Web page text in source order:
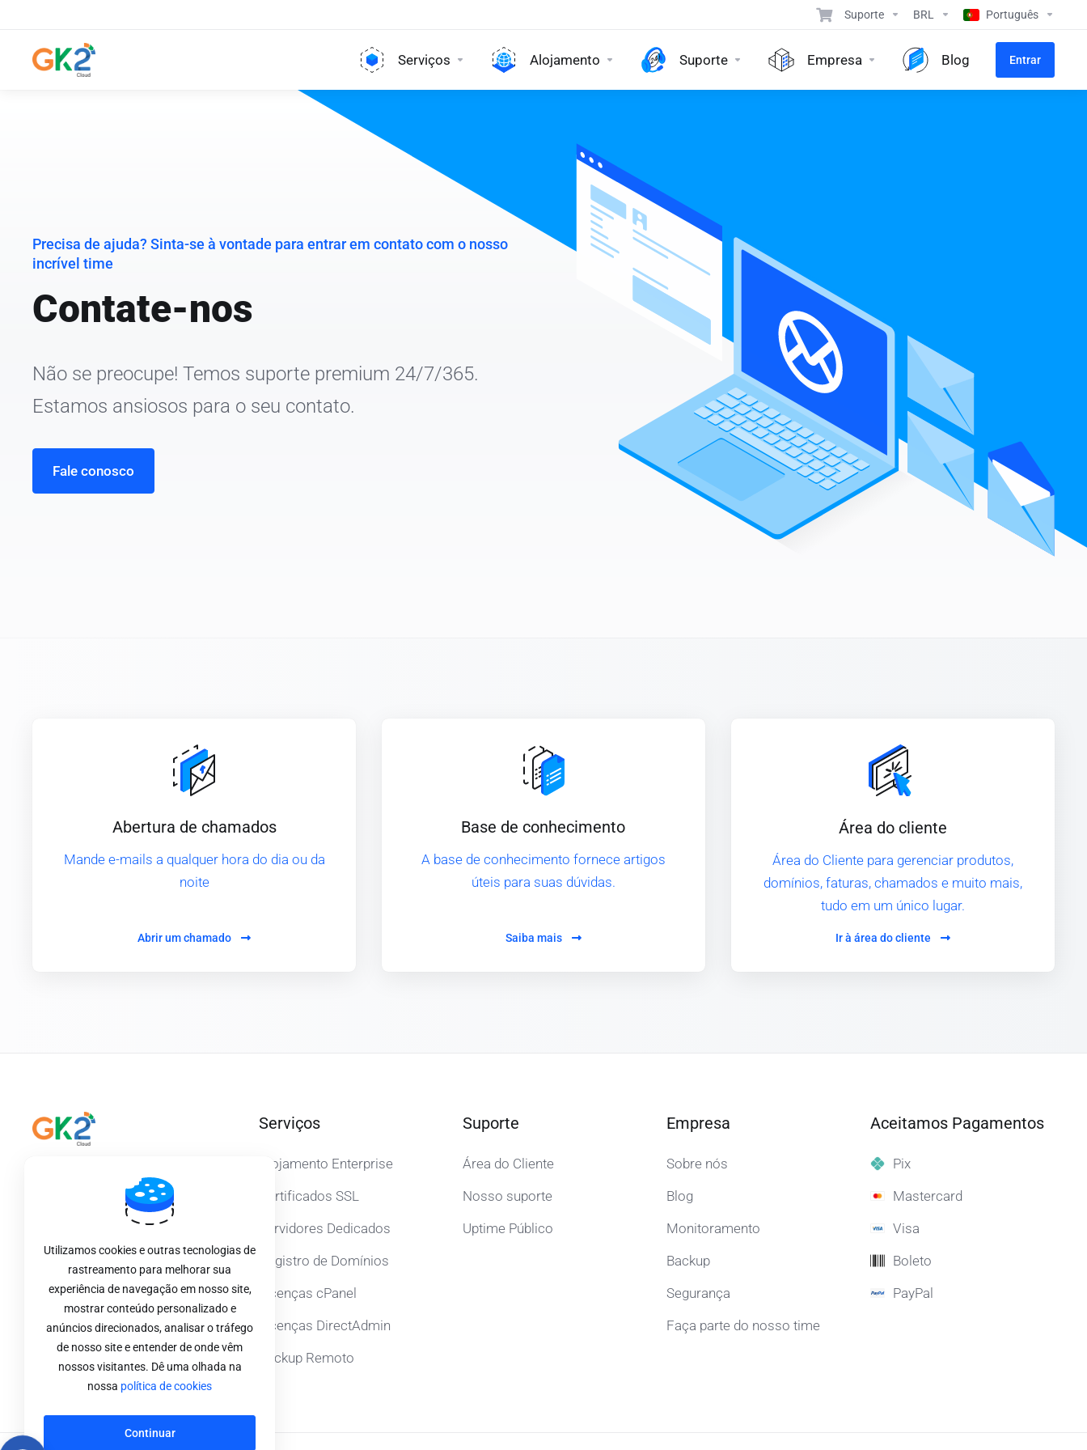
Suporte BRL Português
Serviços Alojamento Suporte Empresa Blog Entrar
Precisa de ajuda? Sinta-se à vontade para entrar em contato com o nosso
incrível time
Contate-nos
Não se preocupe! Temos suporte premium 24/7/365.
Estamos ansiosos para o seu contato.
Fale conosco
Abertura de chamados
Mande e-mails a qualquer hora do dia ou da
noite
Abrir um chamado
Base de conhecimento
A base de conhecimento fornece artigos
úteis para suas dúvidas.
Saiba mais
Área do cliente
Área do Cliente para gerenciar produtos,
domínios, faturas, chamados e muito mais,
tudo em um único lugar.
Ir à área do cliente
0800 452 8000
Serviços
Alojamento Enterprise
Certificados SSL
Servidores Dedicados
Registro de Domínios
Licenças cPanel
Licenças DirectAdmin
Backup Remoto
Suporte
Área do Cliente
Nosso suporte
Uptime Público
Empresa
Sobre nós
Blog
Monitoramento
Backup
Segurança
Faça parte do nosso time
Aceitamos Pagamentos
Pix
Mastercard
Visa
Boleto
PayPal
Utilizamos cookies e outras tecnologias de
rastreamento para melhorar sua
experiência de navegação em nosso site,
mostrar conteúdo personalizado e
anúncios direcionados, analisar o tráfego
de nosso site e entender de onde vêm
nossos visitantes. Dê uma olhada na
nossa política de cookies
Continuar